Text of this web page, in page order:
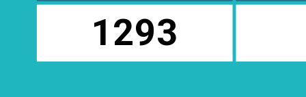
1293